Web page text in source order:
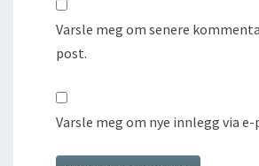
Varsle meg om senere
post.
Varsle meg om nye innlegg via e-